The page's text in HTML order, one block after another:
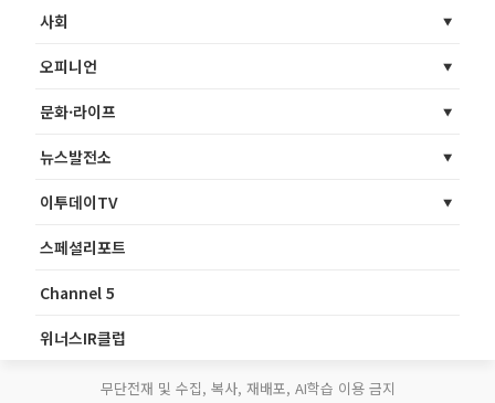
사회
오피니언
문화·라이프
뉴스발전소
이투데이TV
스페셜리포트
Channel 5
위너스IR클럽
무단전재 및 수집, 복사, 재배포, AI학습 이용 금지